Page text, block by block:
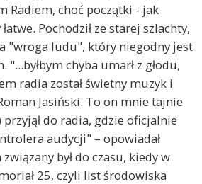
Radiem, choć początki - jak
Pochodził ze starej szlachty,
"wroga ludu", który niegodny jest
"...byłbym chyba umarł z głodu,
radia został świetny muzyk i
Jasiński. To on mnie tajnie
do radia, gdzie oficjalnie
audycji" – opowiadał
był do czasu, kiedy w
25, czyli list środowiska